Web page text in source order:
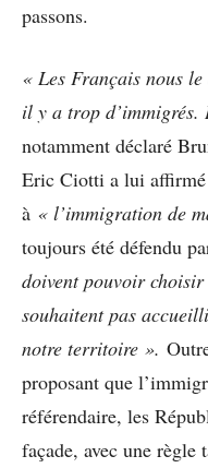
passons.
« Les Français nous
il y a trop
notamment déclaré
Eric Ciotti a lui
à « l’immigration de
toujours été défendu
doivent pouvoir
souhaitent pas
notre territoire ».
proposant que
référendaire, les
façade, avec une